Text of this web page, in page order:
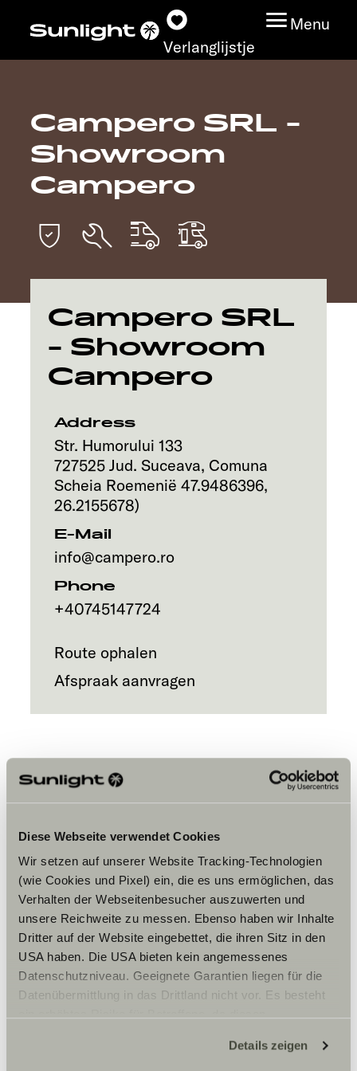
Diese Webseite verwendet Cookies
Wir setzen auf unserer Website Tracking-Technologien
(wie Cookies und Pixel) ein, die es uns ermöglichen, das
Verhalten der Webseitenbesucher auszuwerten und
unsere Reichweite zu messen. Ebenso haben wir Inhalte
Dritter auf der Website eingebettet, die ihren Sitz in den
USA haben. Die USA bieten kein angemessenes
Datenschutzniveau. Geeignete Garantien liegen für die
Datenübermittlung in das Drittland nicht vor. Es besteht
zustehen. Eingesetzte Dienstleister können Daten für
Details zeigen
Verlanglijstje
Menu
Modeloverzicht
Configurator
Vind jouw Sunlight
Ontdek
Service
Campero SRL -
Showroom
Campero
Campero SRL
- Showroom
Campero
Address
Str. Humorului 133
727525 Jud. Suceava, Comuna
Scheia Roemenië 47.9486396,
26.2155678)
E-Mail
info@campero.ro
Phone
+40745147724
Route ophalen
Afspraak aanvragen
Accepteer marketing-cookies om
Cookie-instellingen